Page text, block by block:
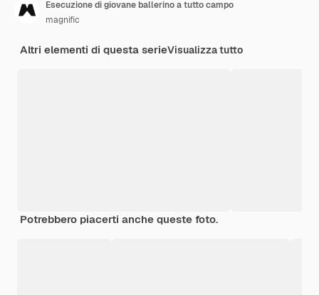
Esecuzione di giovane ballerino a tutto campo
magnific
Altri elementi di questa serieVisualizza tutto
Potrebbero piacerti anche queste foto.